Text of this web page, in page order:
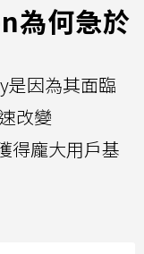
為何急於
是因為其面臨
改變
得龐大用戶基